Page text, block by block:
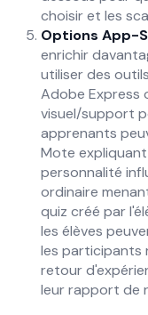
choisir et les
Options App-
enrichir
utiliser des
Adobe Express
visuel/support
apprenants
Mote
personnalité
ordinaire
quiz créé par
les élèves
les participants
retour
leur rapport de